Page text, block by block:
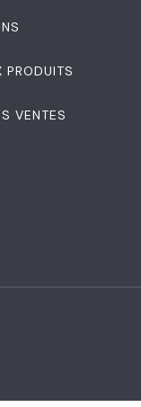
PRODUITS
VENTES